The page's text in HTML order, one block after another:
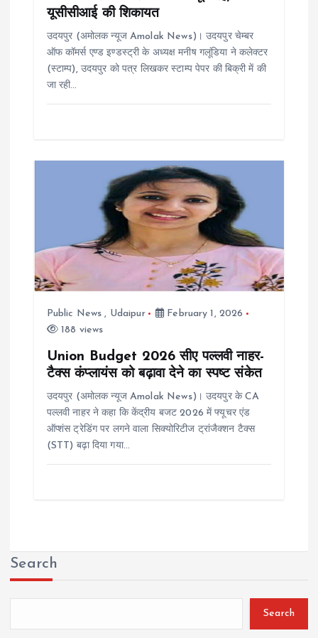
यूसीसीआई की शिकायत
उदयपुर (अमोलक न्यूज Amolak News)। उदयपुर चेम्बर
ऑफ कॉमर्स एण्ड इण्डस्ट्री के अध्यक्ष मनीष गलूंडिया ने कलेक्टर
(स्टाम्प), उदयपुर को पत्र लिखकर स्टाम्प पेपर की बिक्री में की
जा रही…
Public News , Udaipur
February 1, 2026
188 views
Union Budget 2026 सीए पल्लवी नाहर-
टैक्स कंप्लायंस को बढ़ावा देने का स्पष्ट संकेत
उदयपुर (अमोलक न्यूज Amolak News)। उदयपुर के CA
पल्लवी नाहर ने कहा कि केंद्रीय बजट 2026 में फ्यूचर एंड
ऑप्शंस ट्रेडिंग पर लगने वाला सिक्योरिटीज ट्रांजैक्शन टैक्स
(STT) बढ़ा दिया गया…
Search
Search